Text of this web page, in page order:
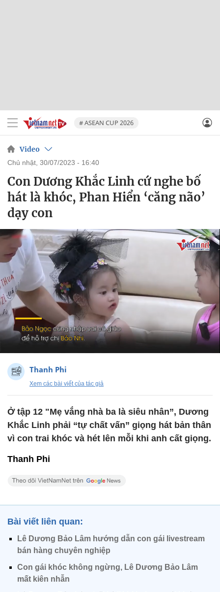
# ASEAN CUP 2026
Video
chủ nhật, 30/07/2023 - 16:40
Con Dương Khắc Linh cứ nghe bố
hát là khóc, Phan Hiển ‘căng não’
dạy con
Thanh Phi
Xem các bài viết của tác giả
Ở tập 12 "Mẹ vắng nhà ba là siêu nhân”, Dương
Khắc Linh phải “tự chất vấn” giọng hát bản thân
vì con trai khóc và hét lên mỗi khi anh cất giọng.
Thanh Phi
Bài viết liên quan:
Lê Dương Bảo Lâm hướng dẫn con gái livestream
bán hàng chuyên nghiệp
Con gái khóc không ngừng, Lê Dương Bảo Lâm
mất kiên nhẫn